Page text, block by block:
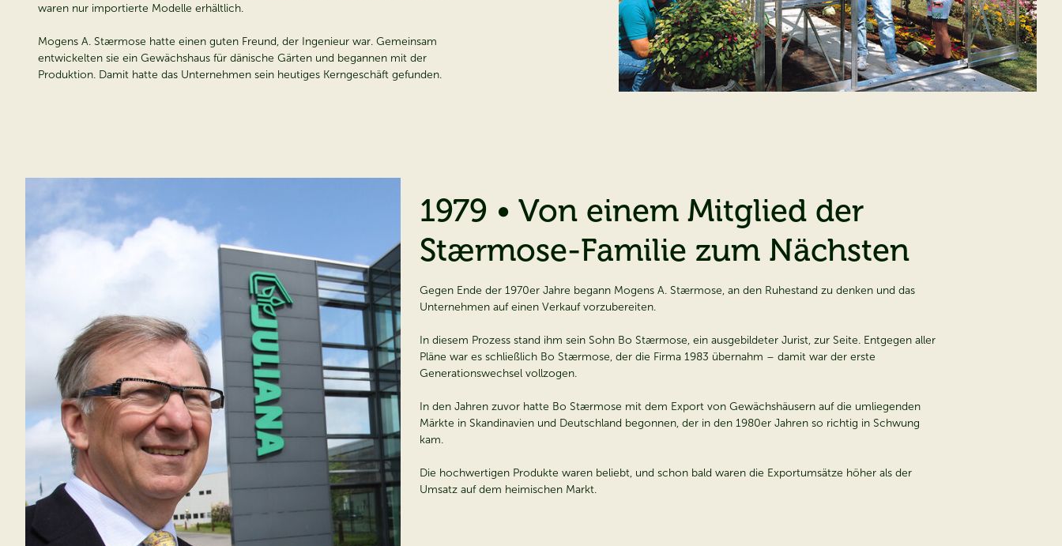
waren nur importierte Modelle erhältlich.
Mogens A. Stærmose hatte einen guten Freund, der Ingenieur war. Gemeinsam
entwickelten sie ein Gewächshaus für dänische Gärten und begannen mit der
Produktion. Damit hatte das Unternehmen sein heutiges Kerngeschäft gefunden.
1979 • Von einem Mitglied der
Stærmose-Familie zum Nächsten
Gegen Ende der 1970er Jahre begann Mogens A. Stærmose, an den Ruhestand zu denken und das
Unternehmen auf einen Verkauf vorzubereiten.
In diesem Prozess stand ihm sein Sohn Bo Stærmose, ein ausgebildeter Jurist, zur Seite. Entgegen aller
Pläne war es schließlich Bo Stærmose, der die Firma 1983 übernahm – damit war der erste
Generationswechsel vollzogen.
In den Jahren zuvor hatte Bo Stærmose mit dem Export von Gewächshäusern auf die umliegenden
Märkte in Skandinavien und Deutschland begonnen, der in den 1980er Jahren so richtig in Schwung
kam.
Die hochwertigen Produkte waren beliebt, und schon bald waren die Exportumsätze höher als der
Umsatz auf dem heimischen Markt.